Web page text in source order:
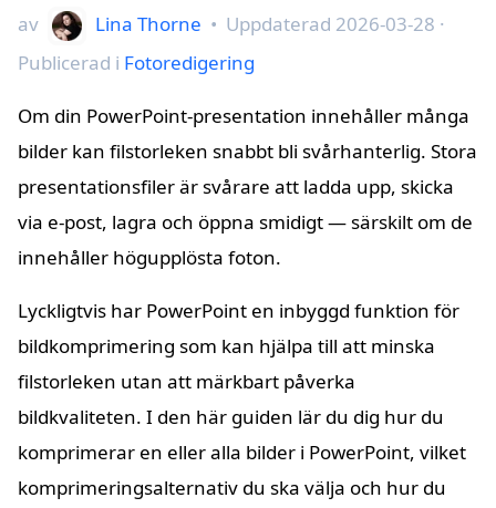
av Lina Thorne • Uppdaterad 2026-03-28 ·
Publicerad i Fotoredigering
Om din PowerPoint-presentation innehåller många
bilder kan filstorleken snabbt bli svårhanterlig. Stora
presentationsfiler är svårare att ladda upp, skicka
via e-post, lagra och öppna smidigt — särskilt om de
innehåller högupplösta foton.
Lyckligtvis har PowerPoint en inbyggd funktion för
bildkomprimering som kan hjälpa till att minska
filstorleken utan att märkbart påverka
bildkvaliteten. I den här guiden lär du dig hur du
komprimerar en eller alla bilder i PowerPoint, vilket
komprimeringsalternativ du ska välja och hur du